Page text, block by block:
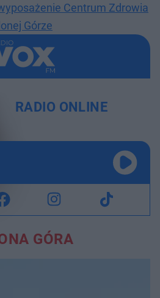
Centrum Zdrowia
Górze
RADIO ONLINE
GÓRA